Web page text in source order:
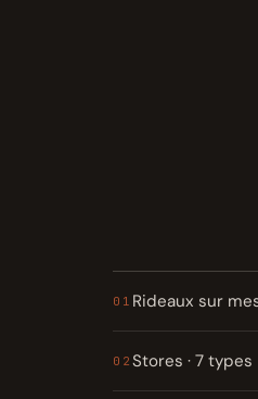
01 Rideaux sur
02Stores · 7 types